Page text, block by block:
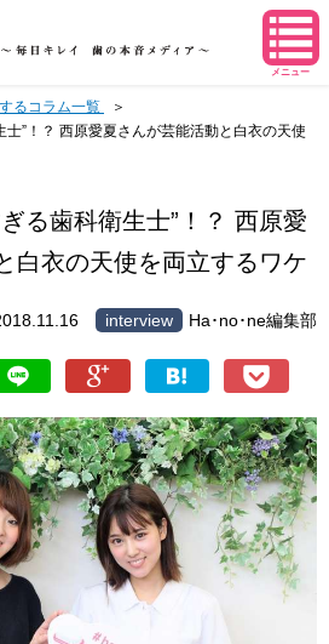
メニュー
るコラム一覧
士”！？ 西原愛夏さんが芸能活動と白衣の天使
る歯科衛生士”！？ 西原愛
白衣の天使を両立するワケ
interview Ha･no･ne編集部